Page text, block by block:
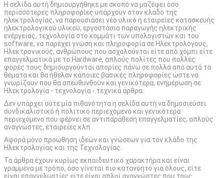
Η σελίδα αυτή δημιουργήθηκε με σκοπό να μαζέψει όσο
περισσότερες πληροφορίες υπάρχουν στον κλάδο της
ηλεκτρολογίας, να παρουσιάσει νέο υλικό ή εταιρείες κατασκευής
ηλεκτρολογικού υλικού, εργοστάσια παραγωγής ηλεκτρικής
ενέργειας, τεχνολογία στο κομμάτι των υπολογιστών και του
software, να παρέχει γνώση και πληροφορία σε Ηλεκτρολόγους,
Ηλεκτρονικούς, ανθρώπους που ασχολούνται είτε από χόμπι είτε
επαγγελματικά με το Hardware, απλούς πολίτες που πολλές
φορές τους δημιουργούνται απορίες πάνω σε πολλά από αυτά τα
θέματα και θα ήθελαν κάποιες βασικές πληροφορίες ώστε να
γνωρίζουν που θα απευθυνθούν και γενικότερα, ενημέρωση σε
Ηλεκτρολογία - τεχνολογία - τεχνικά άρθρα.
Δεν υπάρχει ούτε μία πιθανότητα η σελίδα αυτή να δημοσιεύσει
συνδικαλιστικό ή πολιτικό περιεχόμενο και γενικότερα
περιεχόμενο που φέρνει σε αντιπαράθεση επαγγελματίες, απλούς
αναγνώστες, εταιρείες κλπ.
Αφορά μόνο προώθηση ιδεών και γνώσεων για τον κλάδο της
Ηλεκτρολογίας και της Τεχνολογίας.
Τα άρθρα έχουν κυρίως εκπαιδευτικό χαρακτήρα και είναι
γραμμένα με τρόπο, όσο γίνεται πιο κατανοητό για όλους, είτε
είναι επαγγελματίες είτε είναι απλοί αναγνώστες που τους